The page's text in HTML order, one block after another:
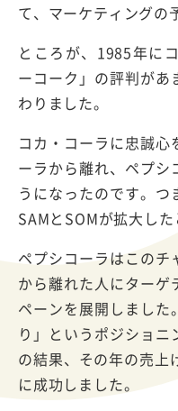
て、マーケティングの
ところが、1985年に
ーコーク」の評判があ
わりました。
コカ・コーラに忠誠心
ーラから離れ、ペプシ
うになったのです。つ
SAMとSOMが拡大した
ペプシコーラはこのチ
から離れた人にターゲ
ペーンを展開しました
り」というポジショ
の結果、その年の売上
に成功しました。